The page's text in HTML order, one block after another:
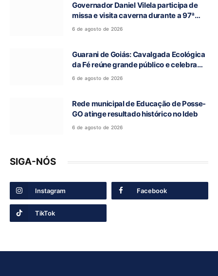
Governador Daniel Vilela participa de
missa e visita caverna durante a 97ª
Romaria do Bom Jesus da Lapa de Terra
6 de agosto de 2026
Guarani de Goiás: Cavalgada Ecológica
da Fé reúne grande público e celebra
tradição religiosa
6 de agosto de 2026
Rede municipal de Educação de Posse-
GO atinge resultado histórico no Ideb
6 de agosto de 2026
SIGA-NÓS
Instagram Facebook
TikTok